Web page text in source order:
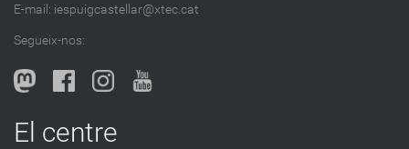
E-mail: iespuigcastellar@xtec.cat
Segueix-nos:
El centre